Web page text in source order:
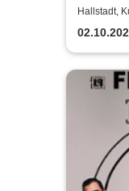
Zeiten
Hallstadt,